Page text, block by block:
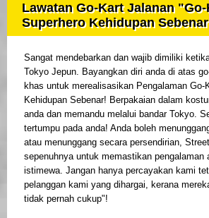
Lawatan Go-Kart Jalanan
Superhero Kehidupan
Sangat mendebarkan dan wajib dimiliki
Tokyo Jepun. Bayangkan diri anda di atas
khas untuk merealisasikan Pengalaman Go-
Kehidupan Sebenar! Berpakaian dalam
anda dan memandu melalui bandar Tokyo.
tertumpu pada anda! Anda boleh
atau menunggang secara persendirian,
sepenuhnya untuk memastikan pengalaman
istimewa. Jangan hanya percayakan kami
pelanggan kami yang dihargai, kerana
tidak pernah cukup"!